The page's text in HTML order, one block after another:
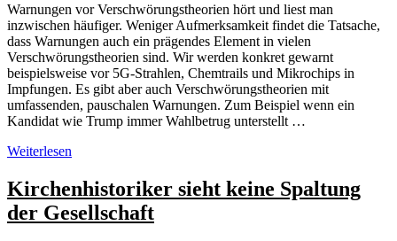
Warnungen vor Verschwörungstheorien hört und liest man
inzwischen häufiger. Weniger Aufmerksamkeit findet die Tatsache,
dass Warnungen auch ein prägendes Element in vielen
Verschwörungstheorien sind. Wir werden konkret gewarnt
beispielsweise vor 5G-Strahlen, Chemtrails und Mikrochips in
Impfungen. Es gibt aber auch Verschwörungstheorien mit
umfassenden, pauschalen Warnungen. Zum Beispiel wenn ein
Kandidat wie Trump immer Wahlbetrug unterstellt …
Warnungen
problematische
Elemente
in
Weiterlesen
Kirchenhistoriker sieht keine Spaltung
der Gesellschaft